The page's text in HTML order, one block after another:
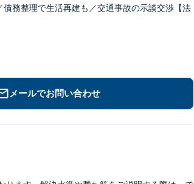
務整理で生活再建も／交通事故の示談交渉【法
メールでお問い合わせ